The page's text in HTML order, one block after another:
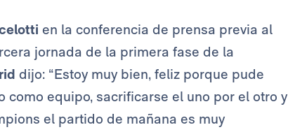
en la conferencia de prensa previa al
jornada de la primera fase de la
dijo: “Estoy muy bien, feliz porque pude
equipo, sacrificarse el uno por el otro y
el partido de mañana es muy